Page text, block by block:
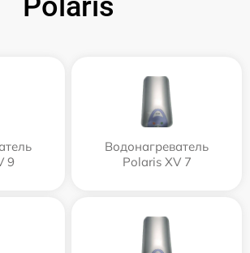
9
Водонагреватель
Polaris XV 7